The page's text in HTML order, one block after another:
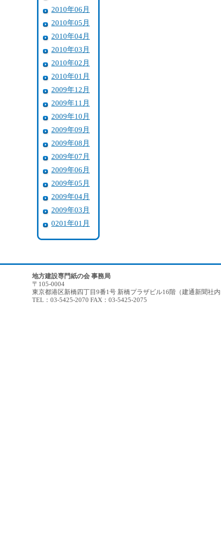
2010年06月
2010年05月
2010年04月
2010年03月
2010年02月
2010年01月
2009年12月
2009年11月
2009年10月
2009年09月
2009年08月
2009年07月
2009年06月
2009年05月
2009年04月
2009年03月
0201年01月
地方建設専門紙の会 事務局
〒105-0004
東京都港区新橋四丁目9番1号 新橋プラザビル16階（建通新聞社
TEL：03-5425-2070 FAX：03-5425-2075